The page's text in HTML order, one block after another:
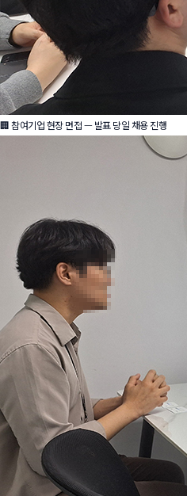
🏢 참여기업 현장 면접 — 발표 당일 채용 진행